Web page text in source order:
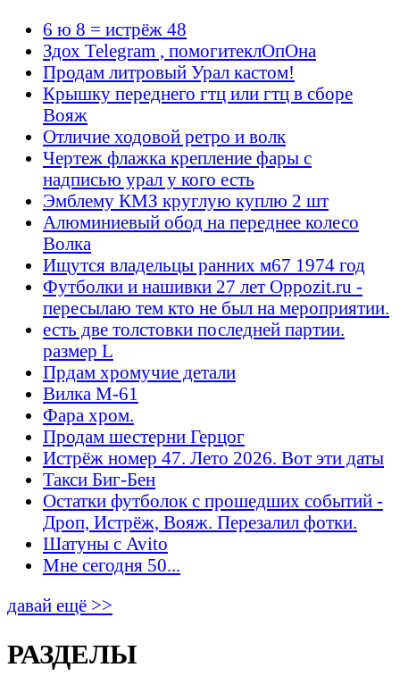
6 ю 8 = истрёж 48
Здох Telegram , помогитеклОпОна
Продам литровый Урал кастом!
Крышку переднего гтц или гтц в сборе
Вояж
Отличие ходовой ретро и волк
Чертеж флажка крепление фары с
надписью урал у кого есть
Эмблему КМЗ круглую куплю 2 шт
Алюминиевый обод на переднее колесо
Волка
Ищутся владельцы ранних м67 1974 год
Футболки и нашивки 27 лет Oppozit.ru -
пересылаю тем кто не был на мероприятии.
есть две толстовки последней партии.
размер L
Прдам хромучие детали
Вилка М-61
Фара хром.
Продам шестерни Герцог
Истрёж номер 47. Лето 2026. Вот эти даты
Такси Биг-Бен
Остатки футболок с прошедших событий -
Дроп, Истрёж, Вояж. Перезалил фотки.
Шатуны с Avito
Мне сегодня 50...
давай ещё >>
РАЗДЕЛЫ